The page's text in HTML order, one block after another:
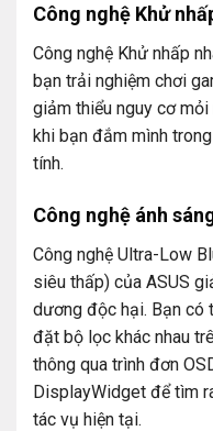
Công nghệ Khử
Công nghệ Khử nhấp
bạn trải nghiệm chơi
giảm thiểu nguy cơ
khi bạn đắm mình
tính.
Công nghệ ánh
Công nghệ Ultra-Low
siêu thấp) của ASUS
dương độc hại. Bạn có
đặt bộ lọc khác nhau
thông qua trình đơn
DisplayWidget để tìm
tác vụ hiện tại.